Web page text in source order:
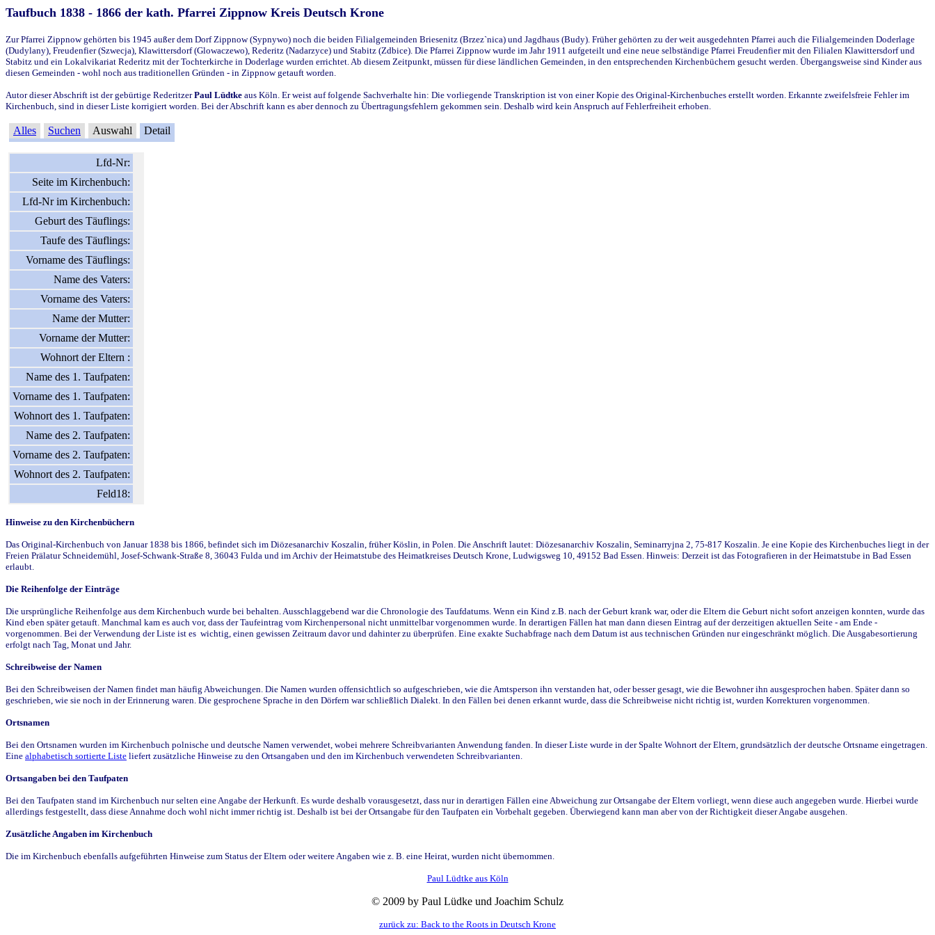
Taufbuch 1838 - 1866 der kath. Pfarrei Zippnow Kreis Deutsch Krone
Zur Pfarrei Zippnow gehörten bis 1945 außer dem Dorf Zippnow (Sypnywo) noch die beiden Filialgemeinden Briesenitz (Brzez`nica) und Jagdhaus (Budy). Früher gehörten zu der weit ausgedehnten Pfarrei auch die Filialgemeinden Doderlage
(Dudylany), Freudenfier (Szwecja), Klawittersdorf (Glowaczewo), Rederitz (Nadarzyce) und Stabitz (Zdbice). Die Pfarrei Zippnow wurde im Jahr 1911 aufgeteilt und eine neue selbständige Pfarrei Freudenfier mit den Filialen Klawittersdorf und
Stabitz und ein Lokalvikariat Rederitz mit der Tochterkirche in Doderlage wurden errichtet. Ab diesem Zeitpunkt, müssen für diese ländlichen Gemeinden, in den entsprechenden Kirchenbüchern gesucht werden. Übergangsweise sind Kinder aus
diesen Gemeinden - wohl noch aus traditionellen Gründen - in Zippnow getauft worden.
Autor dieser Abschrift ist der gebürtige RederitzerPaul Lüdtke aus Köln. Er weist auf folgende Sachverhalte hin: Die vorliegende Transkription ist von einer Kopie des Original-Kirchenbuches erstellt worden. Erkannte zweifelsfreie Fehler im
Kirchenbuch, sind in dieser Liste korrigiert worden. Bei der Abschrift kann es aber dennoch zu Übertragungsfehlern gekommen sein. Deshalb wird kein Anspruch auf Fehlerfreiheit erhoben.
Alles Suchen Auswahl Detail
Lfd-Nr:
Seite im Kirchenbuch:
Lfd-Nr im Kirchenbuch:
Geburt des Täuflings:
Taufe des Täuflings:
Vorname des Täuflings:
Name des Vaters:
Vorname des Vaters:
Name der Mutter:
Vorname der Mutter:
Wohnort der Eltern :
Name des 1. Taufpaten:
Vorname des 1. Taufpaten:
Wohnort des 1. Taufpaten:
Name des 2. Taufpaten:
Vorname des 2. Taufpaten:
Wohnort des 2. Taufpaten:
Feld18:
Hinweise zu den Kirchenbüchern
Das Original-Kirchenbuch von Januar 1838 bis 1866, befindet sich im Diözesanarchiv Koszalin, früher Köslin, in Polen. Die Anschrift lautet: Diözesanarchiv Koszalin, Seminarryjna 2, 75-817 Koszalin. Je eine Kopie des Kirchenbuches liegt in der
Freien Prälatur Schneidemühl, Josef-Schwank-Straße 8, 36043 Fulda und im Archiv der Heimatstube des Heimatkreises Deutsch Krone, Ludwigsweg 10, 49152 Bad Essen. Hinweis: Derzeit ist das Fotografieren in der Heimatstube in Bad Essen
erlaubt.
Die Reihenfolge der Einträge
Die ursprüngliche Reihenfolge aus dem Kirchenbuch wurde bei behalten. Ausschlaggebend war die Chronologie des Taufdatums. Wenn ein Kind z.B. nach der Geburt krank war, oder die Eltern die Geburt nicht sofort anzeigen konnten, wurde das
Kind eben später getauft. Manchmal kam es auch vor, dass der Taufeintrag vom Kirchenpersonal nicht unmittelbar vorgenommen wurde. In derartigen Fällen hat man dann diesen Eintrag auf der derzeitigen aktuellen Seite - am Ende -
vorgenommen. Bei der Verwendung der Liste ist es wichtig, einen gewissen Zeitraum davor und dahinter zu überprüfen. Eine exakte Suchabfrage nach dem Datum ist aus technischen Gründen nur eingeschränkt möglich. Die Ausgabesortierung
erfolgt nach Tag, Monat und Jahr.
Schreibweise der Namen
Bei den Schreibweisen der Namen findet man häufig Abweichungen. Die Namen wurden offensichtlich so aufgeschrieben, wie die Amtsperson ihn verstanden hat, oder besser gesagt, wie die Bewohner ihn ausgesprochen haben. Später dann so
geschrieben, wie sie noch in der Erinnerung waren. Die gesprochene Sprache in den Dörfern war schließlich Dialekt. In den Fällen bei denen erkannt wurde, dass die Schreibweise nicht richtig ist, wurden Korrekturen vorgenommen.
Ortsnamen
Bei den Ortsnamen wurden im Kirchenbuch polnische und deutsche Namen verwendet, wobei mehrere Schreibvarianten Anwendung fanden. In dieser Liste wurde in der Spalte Wohnort der Eltern, grundsätzlich der deutsche Ortsname eingetragen.
Eine alphabetisch sortierte Liste liefert zusätzliche Hinweise zu den Ortsangaben und den im Kirchenbuch verwendeten Schreibvarianten.
Ortsangaben bei den Taufpaten
Bei den Taufpaten stand im Kirchenbuch nur selten eine Angabe der Herkunft. Es wurde deshalb vorausgesetzt, dass nur in derartigen Fällen eine Abweichung zur Ortsangabe der Eltern vorliegt, wenn diese auch angegeben wurde. Hierbei wurde
allerdings festgestellt, dass diese Annahme doch wohl nicht immer richtig ist. Deshalb ist bei der Ortsangabe für den Taufpaten ein Vorbehalt gegeben. Überwiegend kann man aber von der Richtigkeit dieser Angabe ausgehen.
Zusätzliche Angaben im Kirchenbuch
Die im Kirchenbuch ebenfalls aufgeführten Hinweise zum Status der Eltern oder weitere Angaben wie z. B. eine Heirat, wurden nicht übernommen.
Paul Lüdtke aus Köln
© 2009 by Paul Lüdke und Joachim Schulz
zurück zu: Back to the Roots in Deutsch Krone